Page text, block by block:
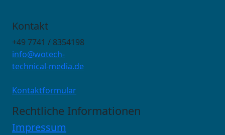
Kontakt
+49 7741 / 8354198
info@wotech-
technical-media.de
Kontaktformular
Rechtliche Informationen
Impressum